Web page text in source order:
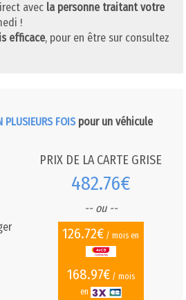
avec la personne traitant votre
!
efficace, pour en être sur consultez
FOIS pour un véhicule
PRIX DE LA CARTE GRISE
482.76€
-- ou --
126.72€ / mois en
168.97€/ mois
en